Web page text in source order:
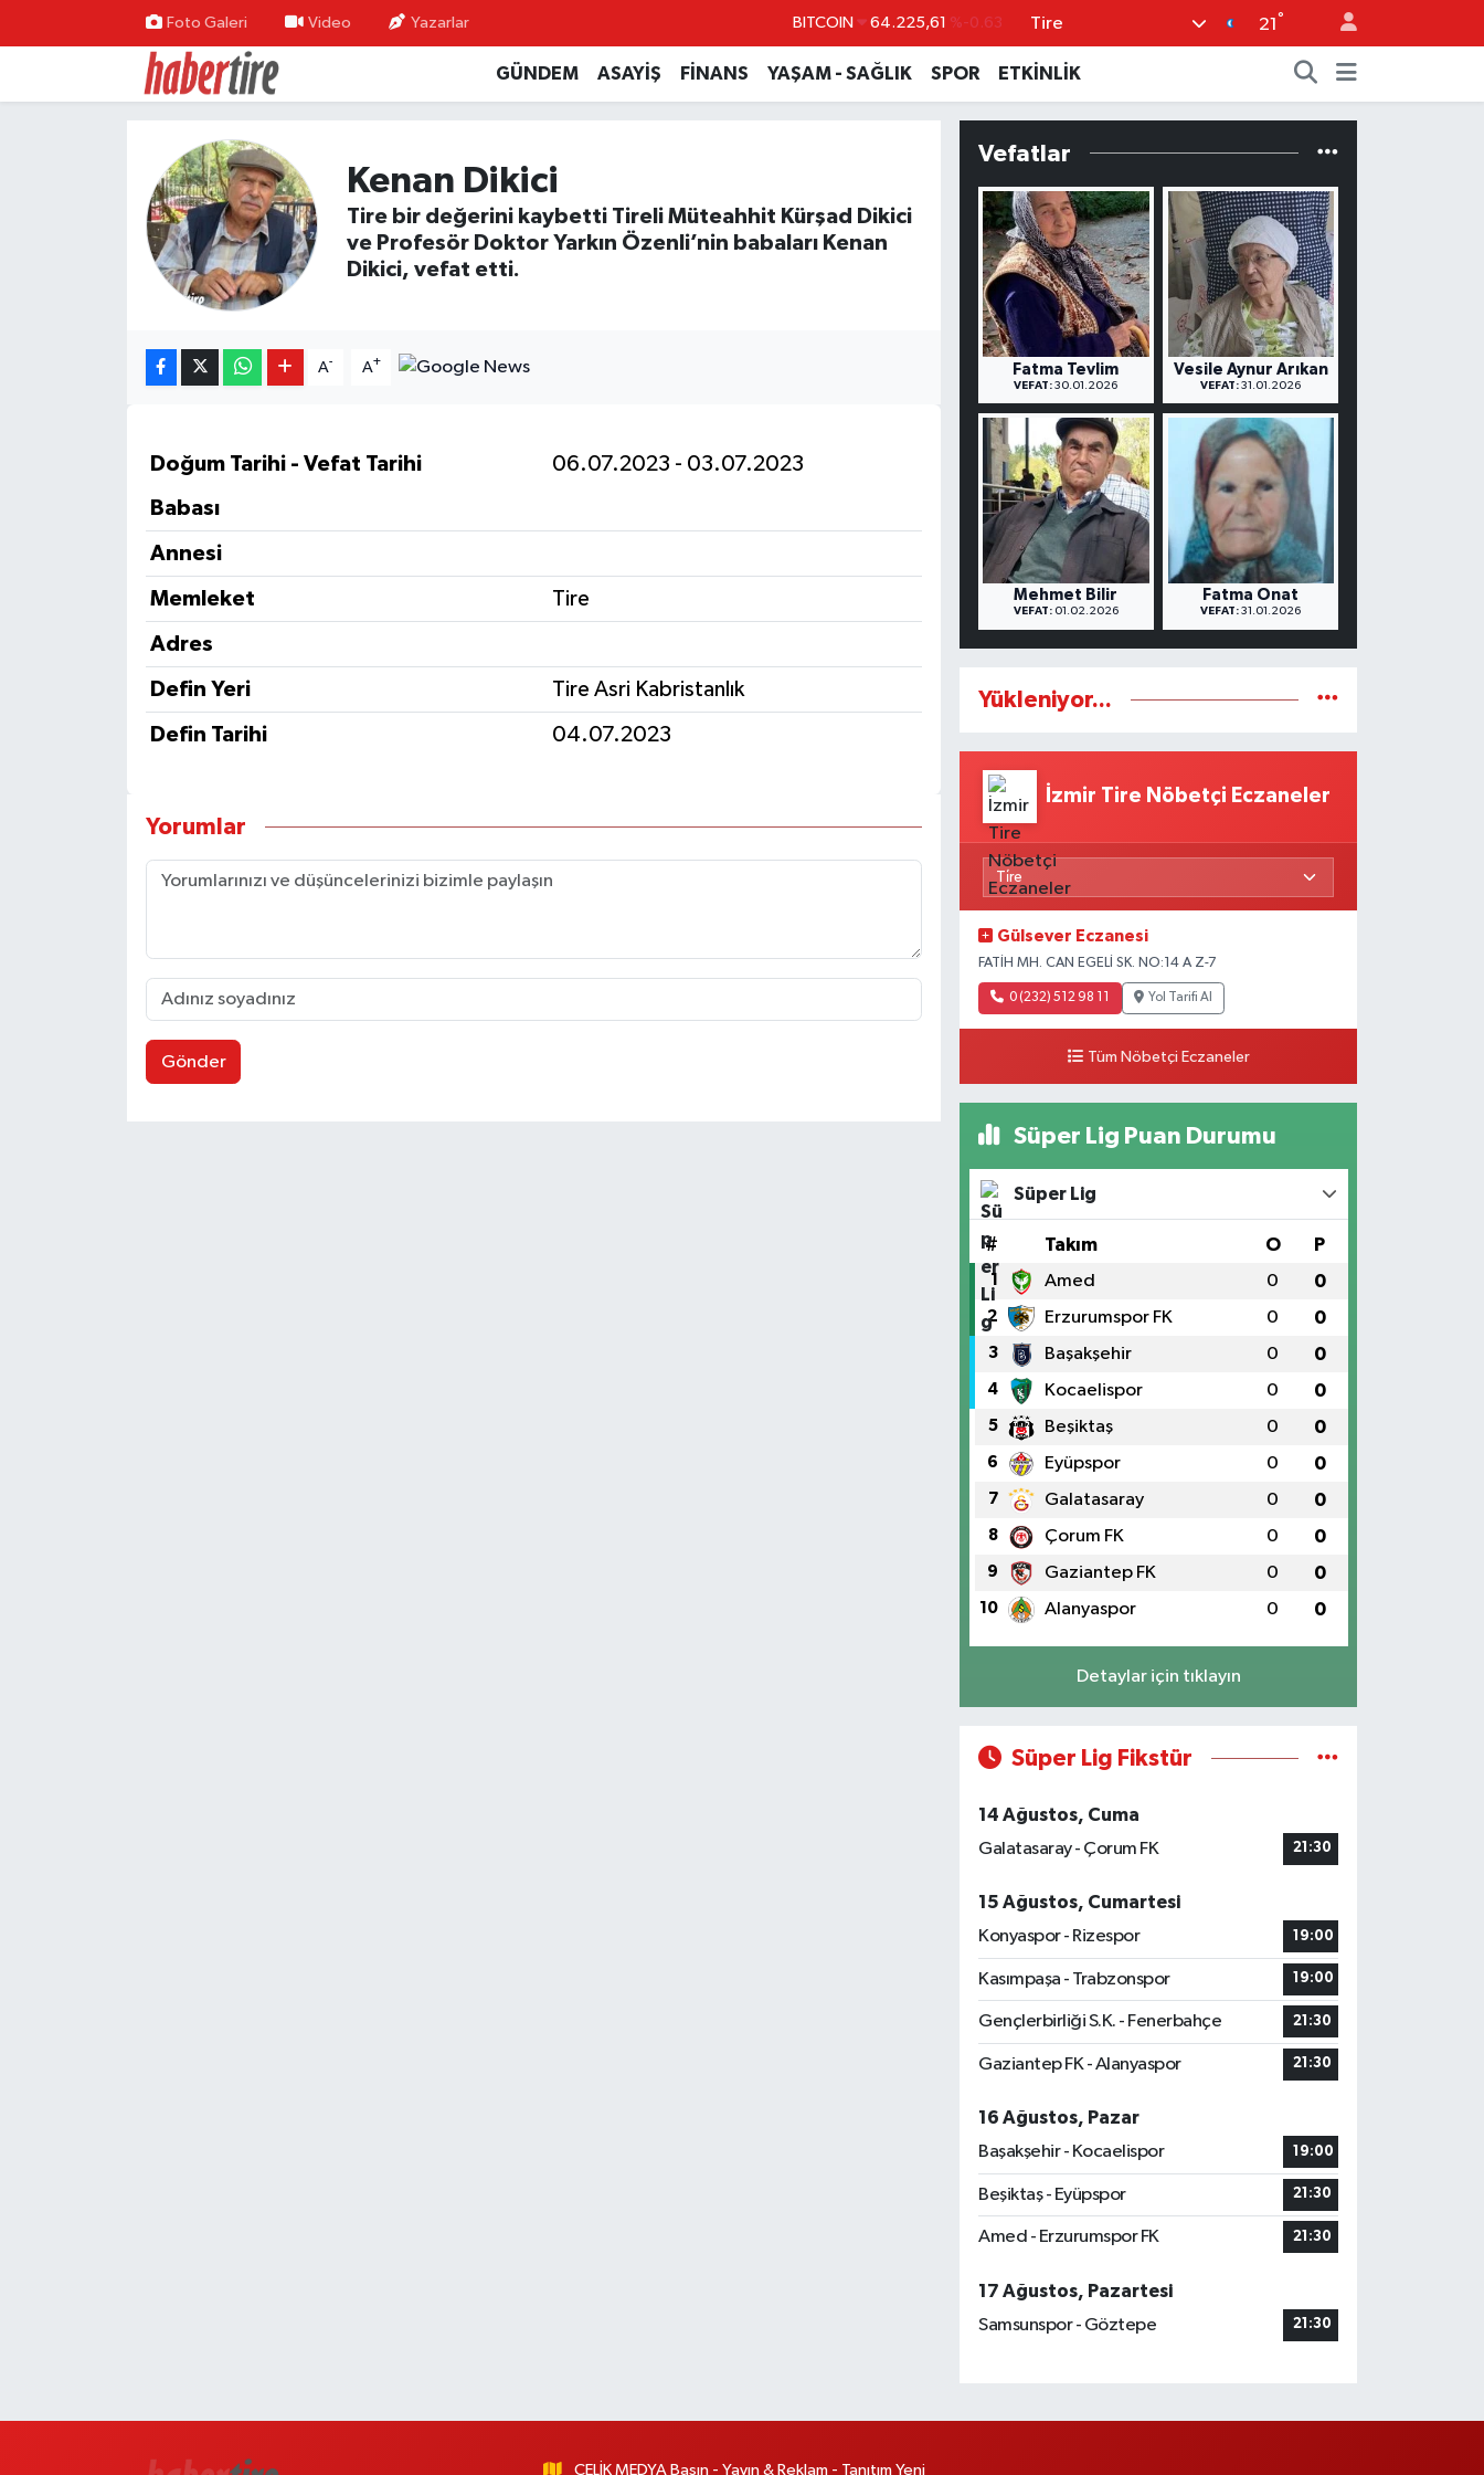
Foto Galeri Video Yazarlar BITCOIN 64.225,61 %-0.63
DOLAR 47,6704 %0
EURO 55,0406 %-0.08
%0
BİST100 %70
Tire 21 °
GÜNDEM ASAYİŞ FİNANS YAŞAM - SAĞLIK SPOR ETKİNLİK
Kenan Dikici
Tire bir değerini kaybetti Tireli Müteahhit Kürşad Dikici
ve Profesör Doktor Yarkın Özenli’nin babaları Kenan
Dikici, vefat etti.
A- A+
Doğum Tarihi - Vefat Tarihi
06.07.2023 - 03.07.2023
Babası
Annesi
Memleket Tire
Adres
Defin Yeri Tire Asri Kabristanlık
Defin Tarihi 04.07.2023
Yorumlar
Gönder
Vefatlar
Fatma Tevlim
VEFAT: 30.01.2026
Vesile Aynur Arıkan
VEFAT: 31.01.2026
Mehmet Bilir
VEFAT:01.02.2026
Fatma Onat
VEFAT: 31.01.2026
Yükleniyor...
İzmir Tire Nöbetçi Eczaneler
Gülsever Eczanesi
FATİH MH. CAN EGELİ SK. NO:14 A Z-7
0 (232) 512 98 11 Yol Tarifi Al
Tüm Nöbetçi Eczaneler
Süper Lig Puan Durumu
Süper Lig
# Takım O P
1 Amed 0 0
2 Erzurumspor FK 0 0
3 Başakşehir 0 0
4 Kocaelispor 0 0
5 Beşiktaş 0 0
6 Eyüpspor 0 0
7 Galatasaray 0 0
8 Çorum FK 0 0
9 Gaziantep FK 0 0
10 Alanyaspor 0 0
Detaylar için tıklayın
Süper Lig Fikstür
14 Ağustos, Cuma
Galatasaray - Çorum FK
21:30
15 Ağustos, Cumartesi
Konyaspor - Rizespor
19:00
Kasımpaşa - Trabzonspor 19:00
Gençlerbirliği S.K. - Fenerbahçe 21:30
Gaziantep FK - Alanyaspor 21:30
16 Ağustos, Pazar
Başakşehir - Kocaelispor
19:00
Beşiktaş - Eyüpspor 21:30
Amed - Erzurumspor FK 21:30
17 Ağustos, Pazartesi
Samsunspor - Göztepe
21:30
ÇELİK MEDYA Basın - Yayın & Reklam - Tanıtım Yeni
Tire Nöbetçi Eczaneler
Tire Hava Durumu
Tire Trafik Yoğunluk Haritası
Süper Lig Puan Durumu ve Fikstür
Son Dakika Haberleri